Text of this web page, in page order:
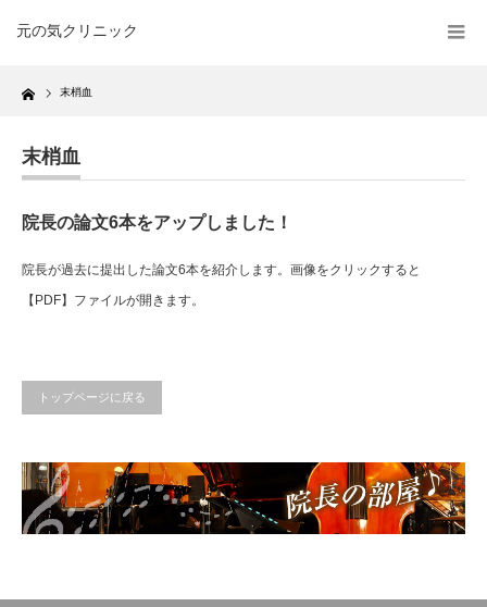
元の気クリニック
Home 末梢血
末梢血
院長の論文6本をアップしました！
院長が過去に提出した論文6本を紹介します。画像をクリックすると
【PDF】ファイルが開きます。
トップページに戻る